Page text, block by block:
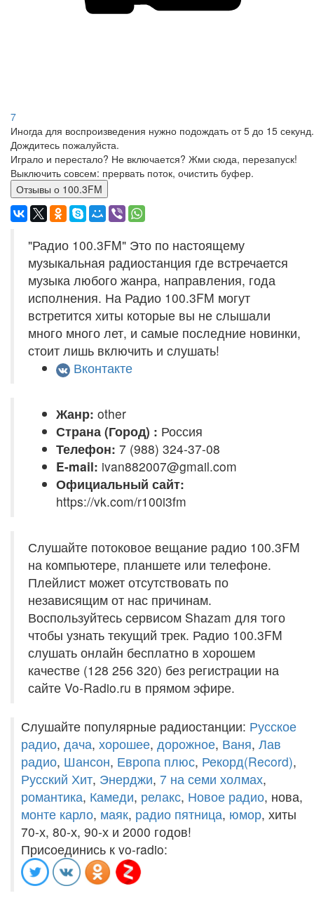
7
Иногда для воспроизведения нужно подождать от 5 до 15 секунд.
Дождитесь пожалуйста.
Играло и перестало? Не включается? Жми сюда, перезапуск!
Выключить совсем: прервать поток, очистить буфер.
Отзывы о 100.3FM
"Радио 100.3FM" Это по настоящему
музыкальная радиостанция где встречается
музыка любого жанра, направления, года
исполнения. На Радио 100.3FM могут
встретится хиты которые вы не слышали
много много лет, и самые последние новинки,
стоит лишь включить и слушать!
Вконтакте
Жанр: other
Страна (Город) : Россия
Телефон: 7 (988) 324-37-08
E-mail: ivan882007@gmail.com
Официальный сайт:
https://vk.com/r100i3fm
Слушайте потоковое вещание радио 100.3FM
на компьютере, планшете или телефоне.
Плейлист может отсутствовать по
независящим от нас причинам.
Воспользуйтесь сервисом Shazam для того
чтобы узнать текущий трек. Радио 100.3FM
слушать онлайн бесплатно в хорошем
качестве (128 256 320) без регистрации на
сайте Vo-Radio.ru в прямом эфире.
Слушайте популярные радиостанции: Русское
радио, дача, хорошее, дорожное, Ваня, Лав
радио, Шансон, Европа плюс, Рекорд(Record),
Русский Хит, Энерджи, 7 на семи холмах,
романтика, Камеди, релакс, Новое радио, нова,
монте карло, маяк, радио пятница, юмор, хиты
70-х, 80-х, 90-х и 2000 годов!
Присоединись к vo-radio: